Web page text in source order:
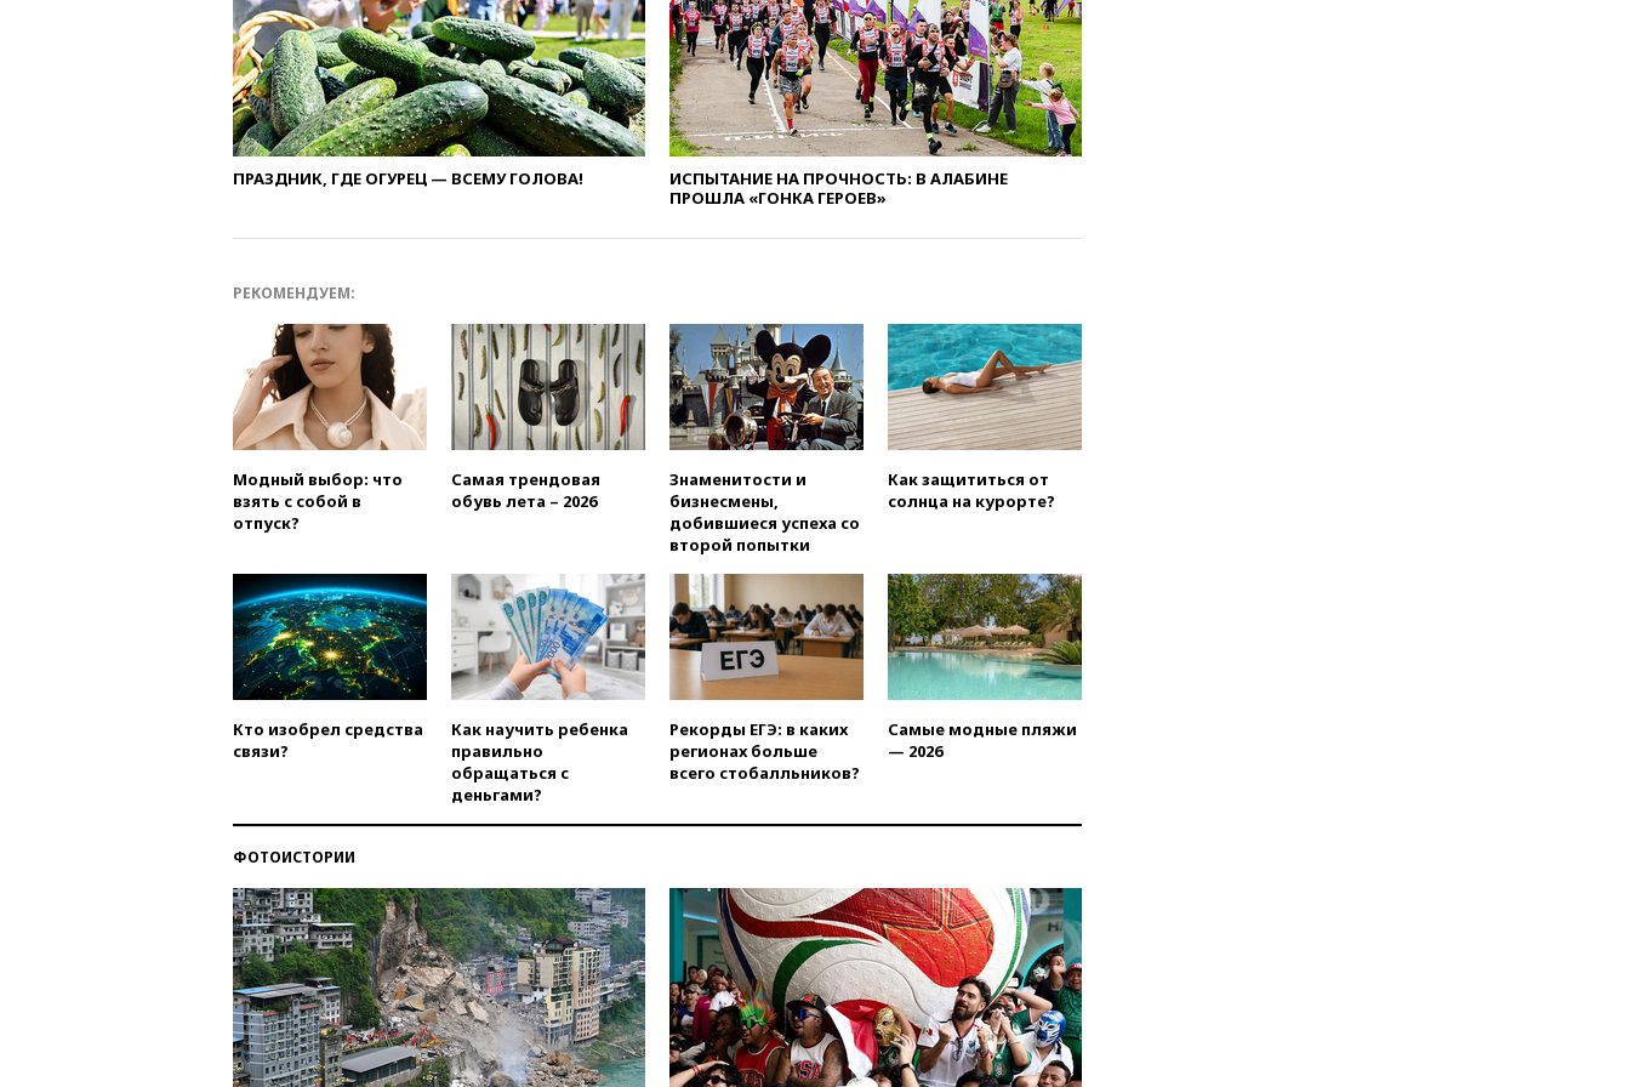
08:51Осужденный в России
американец Гилман
находится при смерти
08:22В Екатеринбурге
атакован склад Wildberries
07:52В Таиланде ученик
устроил стрельбу в школе:
есть жертвы
07:00Лесной пожар в 30
06:00
Суд обязал Meta
выплатить $567 млн по делу о
вреде психическому
здоровью детей
05:51
Трамп подписал указ
против «родильного туризма»
Суд взыскал почти 5 млн
рублей в пользу семьи
мальчика
03:00
МИД РФ: попытки Запада
рассорить Россию и Казахстан
обречены на провал
Ни один водоем Англии
химической безопасности
01:00
ракетах и системах Patriot
арсенала США
вчера, 23:28Слуцкий призвал
признать «Яблоко»
нежелательной организацией
вчера, 23:15В Смоленске
ребенок и женщина погибли
при падении деревьев во
ПРАЗДНИК, ГДЕ ОГУРЕЦ — ВСЕМУ ГОЛОВА!
ИСПЫТАНИЕ НА ПРОЧНОСТЬ: В АЛАБИНЕ
ПРОШЛА «ГОНКА ГЕРОЕВ»
РЕКОМЕНДУЕМ:
Модный выбор: что
взять с собой в
отпуск?
Самая трендовая
обувь лета – 2026
Знаменитости и
бизнесмены,
добившиеся успеха со
второй попытки
Как защититься от
солнца на курорте?
Кто изобрел средства
связи?
Как научить ребенка
правильно
обращаться с
деньгами?
Рекорды ЕГЭ: в каких
регионах больше
всего стобалльников?
Самые модные пляжи
— 2026
ФОТОИСТОРИИ